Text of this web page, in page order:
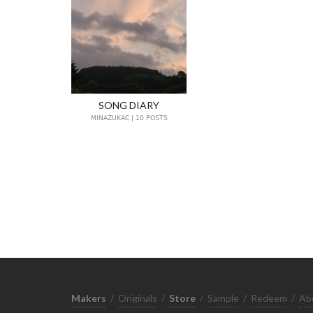
SONG DIARY
MINAZUKAC | 10 POSTS
Makers / Originals / Store / Sample / Redeem /